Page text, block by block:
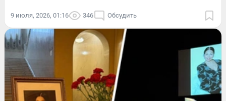
9 июля, 2026, 01:16 346 Обсудить